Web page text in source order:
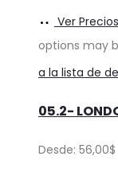
Ver Precios
options may
a la lista de
05.2-
Desde: 56,00$